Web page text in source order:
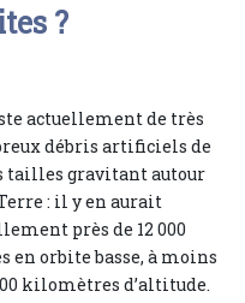
?
actuellement de très
débris artificiels de
tailles gravitant autour
: il y en aurait
près de 12 000
en orbite basse, à moins
kilomètres d’altitude.